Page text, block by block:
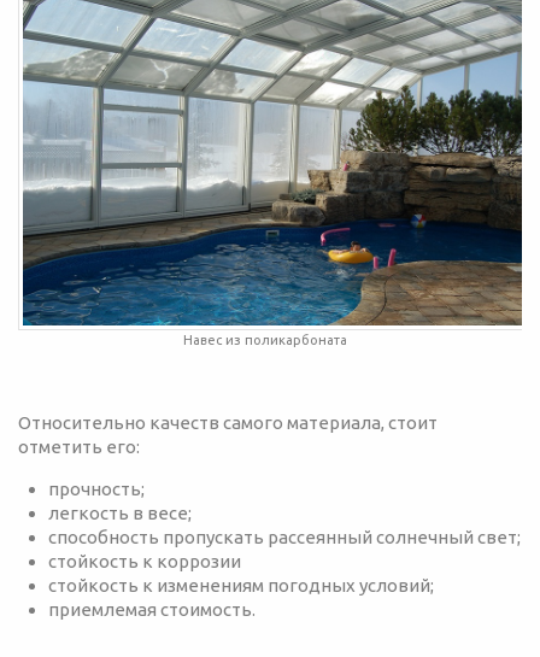
Навес из поликарбоната
Относительно качеств самого материала, стоит
отметить его:
прочность;
легкость в весе;
способность пропускать рассеянный солнечный свет;
стойкость к коррозии
стойкость к изменениям погодных условий;
приемлемая стоимость.